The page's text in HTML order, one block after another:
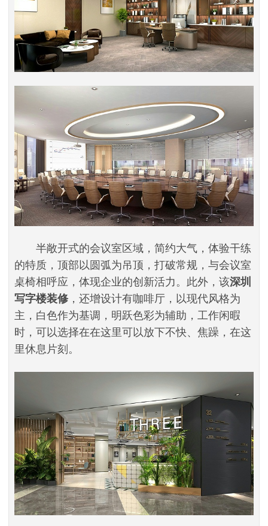
半敞开式的会议室区域，简约大气，体验干练
的特质，顶部以圆弧为吊顶，打破常规，与会议室
桌椅相呼应，体现企业的创新活力。此外，该深圳
写字楼装修，还增设计有咖啡厅，以现代风格为
主，白色作为基调，明跃色彩为辅助，工作闲暇
时，可以选择在在这里可以放下不快、焦躁，在这
里休息片刻。